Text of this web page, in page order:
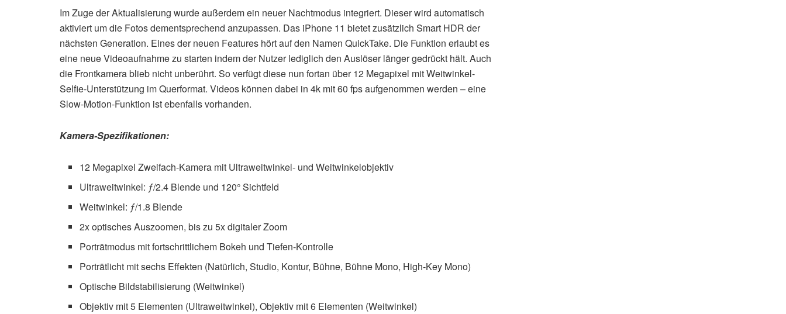
Im Zuge der Aktualisierung wurde außerdem ein neuer Nachtmodus integriert. Dieser wird automatisch
aktiviert um die Fotos dementsprechend anzupassen. Das iPhone 11 bietet zusätzlich Smart HDR der
nächsten Generation. Eines der neuen Features hört auf den Namen QuickTake. Die Funktion erlaubt es
eine neue Videoaufnahme zu starten indem der Nutzer lediglich den Auslöser länger gedrückt hält. Auch
die Frontkamera blieb nicht unberührt. So verfügt diese nun fortan über 12 Megapixel mit Weitwinkel-
Selfie-Unterstützung im Querformat. Videos können dabei in 4k mit 60 fps aufgenommen werden – eine
Slow-Motion-Funktion ist ebenfalls vorhanden.
Kamera-Spezifikationen:
12 Megapixel Zweifach-Kamera mit Ultraweitwinkel‑ und Weitwinkel­objektiv
Ultraweitwinkel: ƒ/2.4 Blende und 120° Sichtfeld
Weitwinkel: ƒ/1.8 Blende
2x optisches Auszoomen, bis zu 5x digitaler Zoom
Porträtmodus mit fortschrittlichem Bokeh und Tiefen‑Kontrolle
Porträtlicht mit sechs Effekten (Natürlich, Studio, Kontur, Bühne, Bühne Mono, High‑Key Mono)
Optische Bild­stabilisierung (Weitwinkel)
Objektiv mit 5 Elementen (Ultraweitwinkel), Objektiv mit 6 Elementen (Weitwinkel)